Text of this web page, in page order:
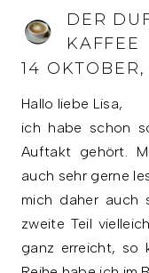
DER
KAFFEE
14
Hallo liebe Lisa,
ich habe schon
Auftakt gehört.
auch sehr gerne
mich daher auch
zweite Teil
ganz erreicht, so